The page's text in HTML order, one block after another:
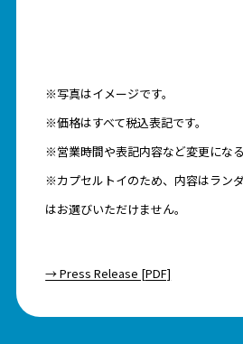
※写真はイメージです。
※価格はすべて税込表記です。
※営業時間や表記内容など変更になる
※カプセルトイのため、内容はラン
はお選びいただけません。
→ Press Release [PDF]